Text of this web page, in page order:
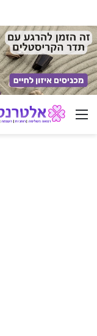
ניווט באתר